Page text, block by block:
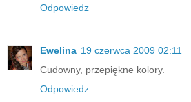
Odpowiedz
Ewelina 19 czerwca 2009 02:11
Cudowny, przepiękne kolory.
Odpowiedz